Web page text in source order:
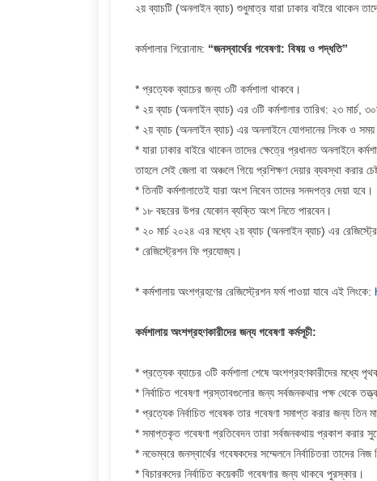
২য় ব্যাচটি (অনলাইন ব্যাচ) শুধুমাত্র যারা ঢাকার বাইরে থাকেন
কর্মশালার শিরোনাম: “জনস্বার্থের গবেষণা: বিষয় ও পদ্ধতি”
* প্রত্যেক ব্যাচের জন্য ৩টি কর্মশালা থাকবে।
* ২য় ব্যাচ (অনলাইন ব্যাচ) এর ৩টি কর্মশালার তারিখ: ২৩ মার্চ,
* ২য় ব্যাচ (অনলাইন ব্যাচ) এর অনলাইনে যোগদানের লিংক ও সময়
* যারা ঢাকার বাইরে থাকেন তাদের ক্ষেত্রে প্রধানত অনলাইনে
তাহলে সেই জেলা বা অঞ্চলে গিয়ে প্রশিক্ষণ দেয়ার ব্যবস্থা করার
* তিনটি কর্মশালাতেই যারা অংশ নিবেন তাদের সনদপত্র দেয়া হবে।
* ১৮ বছরের উপর যেকোন ব্যক্তি অংশ নিতে পারবেন।
* ২০ মার্চ ২০২৪ এর মধ্যে ২য় ব্যাচ (অনলাইন ব্যাচ) এর
* রেজিস্ট্রেশন ফি প্রযোজ্য।
* কর্মশালায় অংশগ্রহণের রেজিস্ট্রেশন ফর্ম পাওয়া যাবে এই লিংকে:
কর্মশালায় অংশগ্রহণকারীদের জন্য গবেষণা কর্মসূচী:
* প্রত্যেক ব্যাচের ৩টি কর্মশালা শেষে অংশগ্রহণকারীদের মধ্যে
* নির্বাচিত গবেষণা প্রস্তাবগুলোর জন্য সর্বজনকথার পক্ষ থেকে
* প্রত্যেক নির্বাচিত গবেষক তার গবেষণা সমাপ্ত করার জন্য তিন
* সমাপ্তকৃত গবেষণা প্রতিবেদন তারা সর্বজনকথায় প্রকাশ করার
* নভেম্বরে জনস্বার্থের গবেষকদের সম্মেলনে নির্বাচিতরা তাদের
* বিচারকদের নির্বাচিত কয়েকটি গবেষণার জন্য থাকবে পুরস্কার।